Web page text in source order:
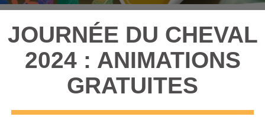
JOURNÉE DU CHEVAL
2024 : ANIMATIONS
GRATUITES